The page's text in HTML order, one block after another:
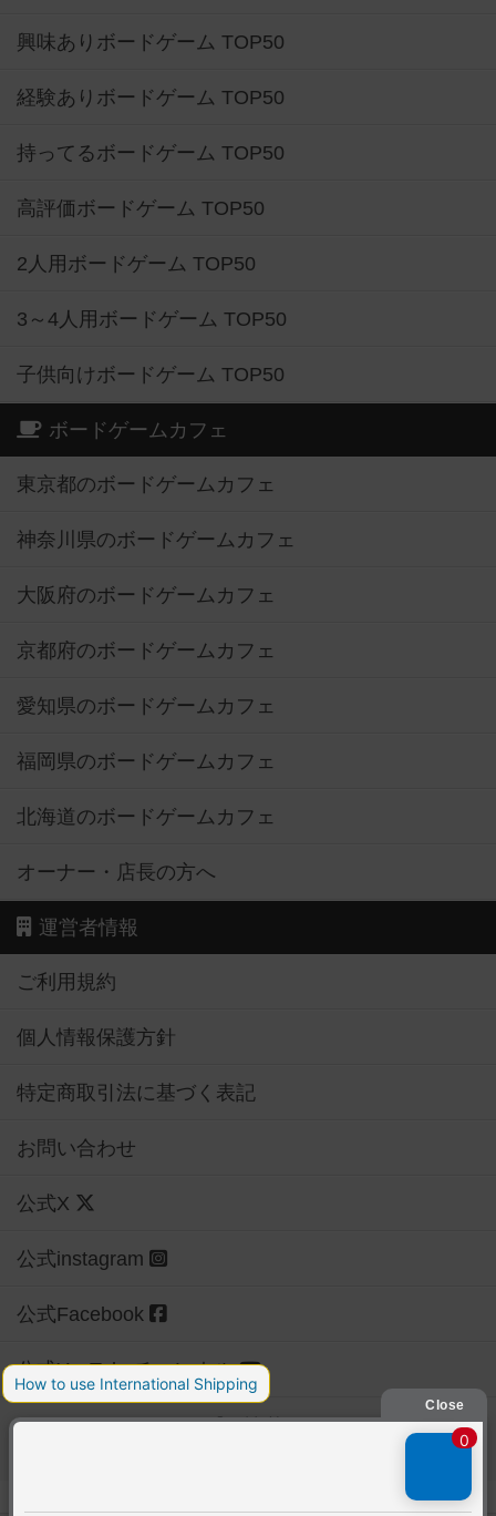
興味ありボードゲーム TOP50
経験ありボードゲーム TOP50
持ってるボードゲーム TOP50
高評価ボードゲーム TOP50
2人用ボードゲーム TOP50
3～4人用ボードゲーム TOP50
子供向けボードゲーム TOP50
ボードゲームカフェ
東京都のボードゲームカフェ
神奈川県のボードゲームカフェ
大阪府のボードゲームカフェ
京都府のボードゲームカフェ
愛知県のボードゲームカフェ
福岡県のボードゲームカフェ
北海道のボードゲームカフェ
オーナー・店長の方へ
運営者情報
ご利用規約
個人情報保護方針
特定商取引法に基づく表記
お問い合わせ
公式X
公式instagram
公式Facebook
公式YouTubeチャンネル
Copyright (c)